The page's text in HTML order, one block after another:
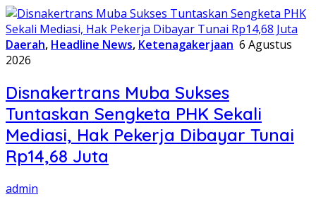
Daerah, Headline News, Ketenagakerjaan 6 Agustus
2026
Disnakertrans Muba Sukses
Tuntaskan Sengketa PHK Sekali
Mediasi, Hak Pekerja Dibayar Tunai
Rp14,68 Juta
admin